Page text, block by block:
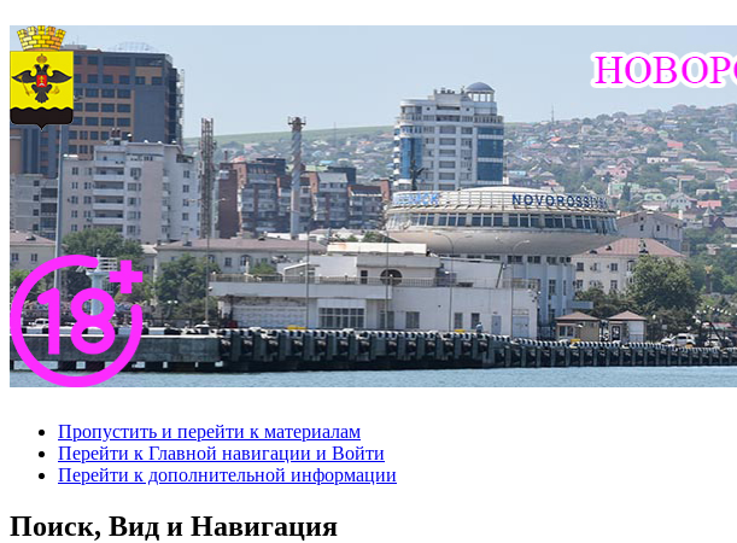
Пропустить и перейти к материалам
Перейти к Главной навигации и Войти
Перейти к дополнительной информации
Поиск, Вид и Навигация